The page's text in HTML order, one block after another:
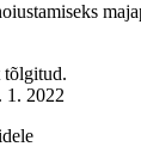
tõlgitud.
1. 2022